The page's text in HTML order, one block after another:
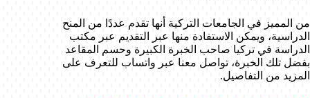
من المميز في الجامعات التركية أنها تقدم عددًا من المنح
الدراسية، ويمكن الاستفادة منها عبر التقديم عبر مكتب
الدراسة في تركيا صاحب الخبرة الكبيرة وحسم المقاعد
بفضل تلك الخبرة، تواصل معنا عبر واتساب للتعرف على
المزيد من التفاصيل.